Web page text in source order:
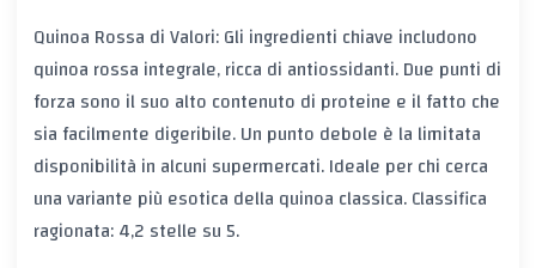
Quinoa Rossa di Valori: Gli ingredienti chiave includono
quinoa rossa integrale, ricca di antiossidanti. Due punti di
forza sono il suo alto contenuto di proteine e il fatto che
sia facilmente digeribile. Un punto debole è la limitata
disponibilità in alcuni supermercati. Ideale per chi cerca
una variante più esotica della quinoa classica. Classifica
ragionata: 4,2 stelle su 5.